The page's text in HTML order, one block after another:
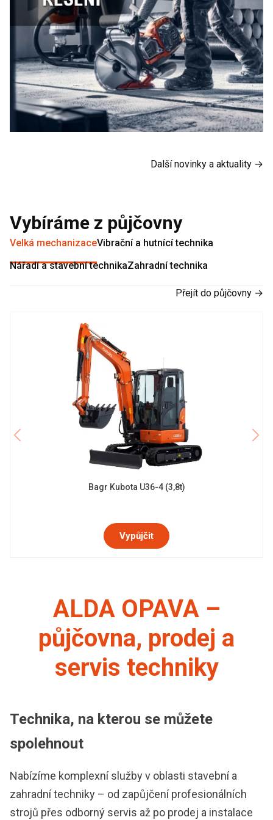
Další novinky a aktuality →
Vybíráme z půjčovny
Velká mechanizaceVibrační a hutnící technika
Nářadí a stavební technikaZahradní technika
Přejít do půjčovny →
Bagr Kubota U36-4 (3,8t)
Vypůjčit
ALDA OPAVA –
půjčovna, prodej a
servis techniky
Technika, na kterou se můžete
spolehnout
Nabízíme komplexní služby v oblasti stavební a
zahradní techniky – od zapůjčení profesionálních
strojů přes odborný servis až po prodej a instalace